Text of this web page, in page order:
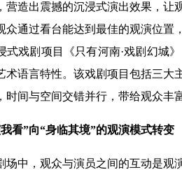
营造出震撼的沉浸式演出效果，
众通过看台能达到最佳的观演位
式戏剧项目《只有河南·戏剧幻城
术语言特性。该戏剧项目包括三大
时间与空间交错并行，带给观众丰
看”向“身临其境”的观演模式转变
场中，观众与演员之间的互动是观